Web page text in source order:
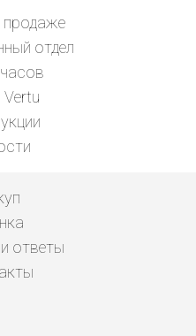
продаже
отдел
ответы